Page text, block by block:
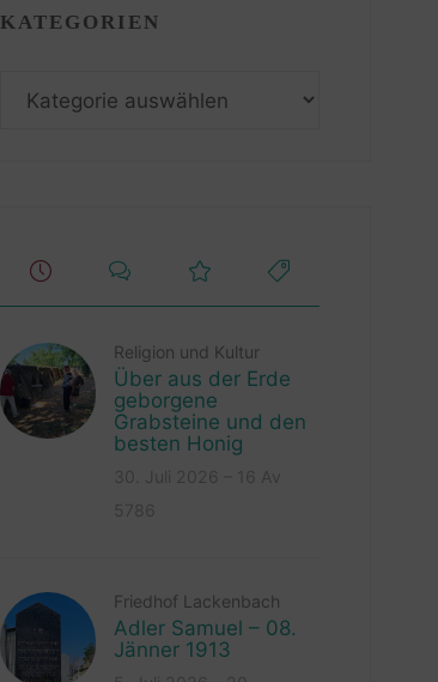
KATEGORIEN
Religion und Kultur
Über aus der Erde
geborgene
Grabsteine und den
besten Honig
Friedhof Lackenbach
Adler Samuel – 08.
Jänner 1913